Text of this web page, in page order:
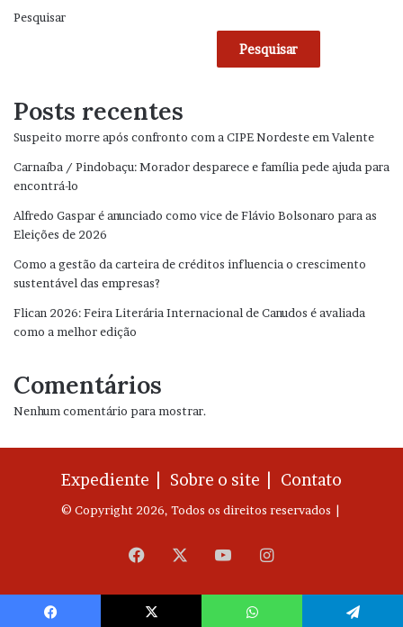
Pesquisar
Pesquisar
Posts recentes
Suspeito morre após confronto com a CIPE Nordeste em Valente
Carnaíba / Pindobaçu: Morador desparece e família pede ajuda para
encontrá-lo
Alfredo Gaspar é anunciado como vice de Flávio Bolsonaro para as
Eleições de 2026
Como a gestão da carteira de créditos influencia o crescimento
sustentável das empresas?
Flican 2026: Feira Literária Internacional de Canudos é avaliada
como a melhor edição
Comentários
Nenhum comentário para mostrar.
Expediente | Sobre o site | Contato
© Copyright 2026, Todos os direitos reservados |
Facebook YouTubeInstagram